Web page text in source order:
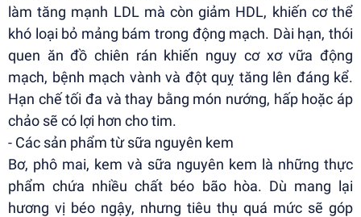
làm tăng mạnh LDL mà còn giảm HDL, khiến cơ thể
khó loại bỏ mảng bám trong động mạch. Dài hạn, thói
quen ăn đồ chiên rán khiến nguy cơ xơ vữa động
mạch, bệnh mạch vành và đột quỵ tăng lên đáng kể.
Hạn chế tối đa và thay bằng món nướng, hấp hoặc áp
chảo sẽ có lợi hơn cho tim.
- Các sản phẩm từ sữa nguyên kem
Bơ, phô mai, kem và sữa nguyên kem là những thực
phẩm chứa nhiều chất béo bão hòa. Dù mang lại
hương vị béo ngậy, nhưng tiêu thụ quá mức sẽ góp